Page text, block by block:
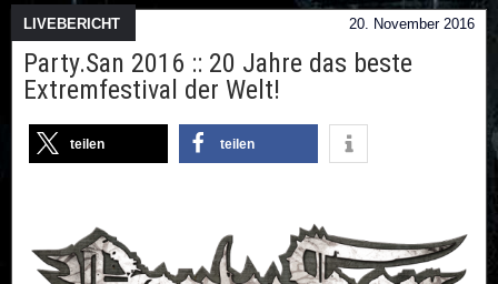
LIVEBERICHT 20. November 2016
Party.San 2016 :: 20 Jahre das beste
Extremfestival der Welt!
teilen teilen